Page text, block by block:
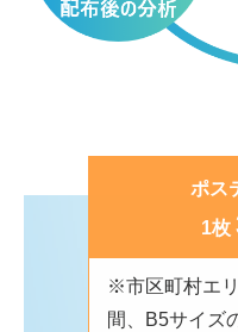
ポス
1枚
※市区町村エ
間、B5サイズ